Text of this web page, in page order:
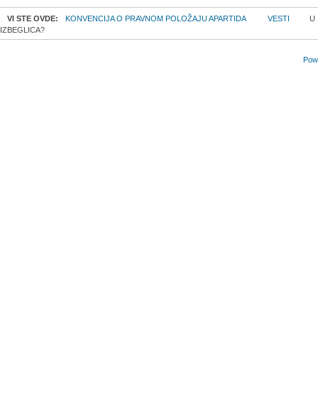
VI STE OVDE: KONVENCIJA O PRAVNOM POLOŽAJU APARTIDA VESTI
U
IZBEGLICA?